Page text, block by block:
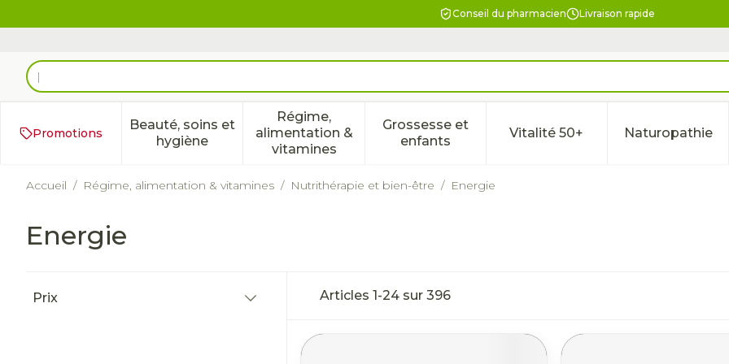
Conseil du pharmacien Livraison rapide
Rechercher
Promotions
Beauté, soins et
hygièneAfficher le sous-menu pour la catégorie Beauté, soins et hygiène
Régime,
alimentation &
vitamines
Afficher le sous-menu pour la catégorie Régime, alimentation &
Grossesse et
enfantsAfficher le sous-menu pour la catégorie
Vitalité 50+Afficher le sous-menu pour
Naturopathie
Afficher
Accueil / Régime, alimentation & vitamines / Nutrithérapie et bien-être / Energie
Energie
Prix
Articles 1-24 sur 396